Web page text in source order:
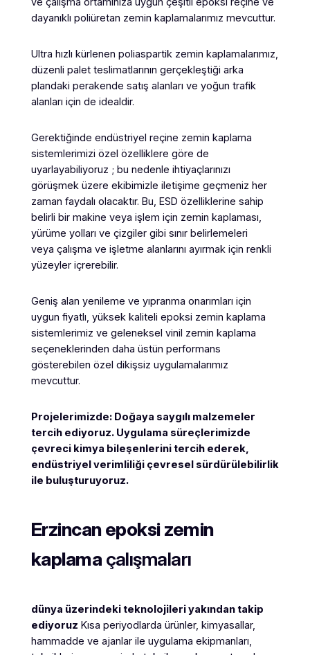
dayanıklı poliüretan zemin kaplamalarımız mevcuttur.
Ultra hızlı kürlenen poliaspartik zemin kaplamalarımız,
düzenli palet teslimatlarının gerçekleştiği arka
plandaki perakende satış alanları ve yoğun trafik
alanları için de idealdir.
Gerektiğinde endüstriyel reçine zemin kaplama
sistemlerimizi özel özelliklere göre de
uyarlayabiliyoruz ; bu nedenle ihtiyaçlarınızı
görüşmek üzere ekibimizle iletişime geçmeniz her
zaman faydalı olacaktır. Bu, ESD özelliklerine sahip
belirli bir makine veya işlem için zemin kaplaması,
yürüme yolları ve çizgiler gibi sınır belirlemeleri
veya çalışma ve işletme alanlarını ayırmak için renkli
yüzeyler içrerebilir.
Geniş alan yenileme ve yıpranma onarımları için
uygun fiyatlı, yüksek kaliteli epoksi zemin kaplama
sistemlerimiz ve geleneksel vinil zemin kaplama
seçeneklerinden daha üstün performans
gösterebilen özel dikişsiz uygulamalarımız
mevcuttur.
Projelerimizde: Doğaya saygılı malzemeler
tercih ediyoruz. Uygulama süreçlerimizde
çevreci kimya bileşenlerini tercih ederek,
endüstriyel verimliliği çevresel sürdürülebilirlik
ile buluşturuyoruz.
Erzincanepoksi zemin
kaplama çalışmaları
dünya üzerindeki teknolojileri yakından takip
ediyoruz Kısa periyodlarda ürünler, kimyasallar,
hammadde ve ajanlar ile uygulama ekipmanları,